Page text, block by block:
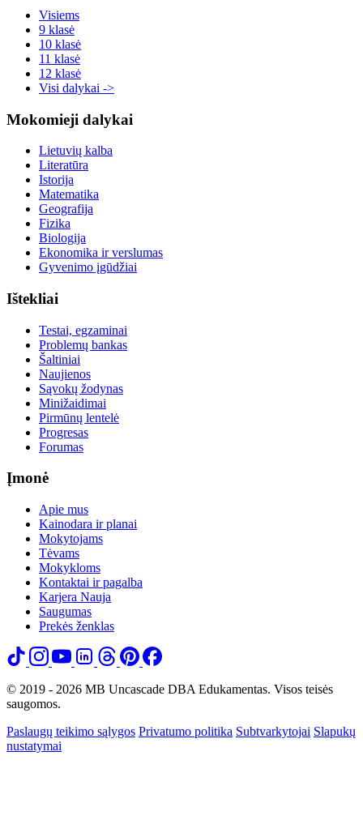
Visiems
9 klasė
10 klasė
11 klasė
12 klasė
Visi dalykai ->
Mokomieji dalykai
Lietuvių kalba
Literatūra
Istorija
Matematika
Geografija
Fizika
Biologija
Ekonomika ir verslumas
Gyvenimo įgūdžiai
Ištekliai
Testai, egzaminai
Problemų bankas
Šaltiniai
Naujienos
Sąvokų žodynas
Minižaidimai
Pirmūnų lentelė
Progresas
Forumas
Įmonė
Apie mus
Kainodara ir planai
Mokytojams
Tėvams
Mokykloms
Kontaktai ir pagalba
Karjera Nauja
Saugumas
Prekės ženklas
© 2019 - 2026 MB Uncascade DBA Edukamentas. Visos teisės
saugomos.
Paslaugų teikimo sąlygos Privatumo politika Subtvarkytojai Slapukų
nustatymai